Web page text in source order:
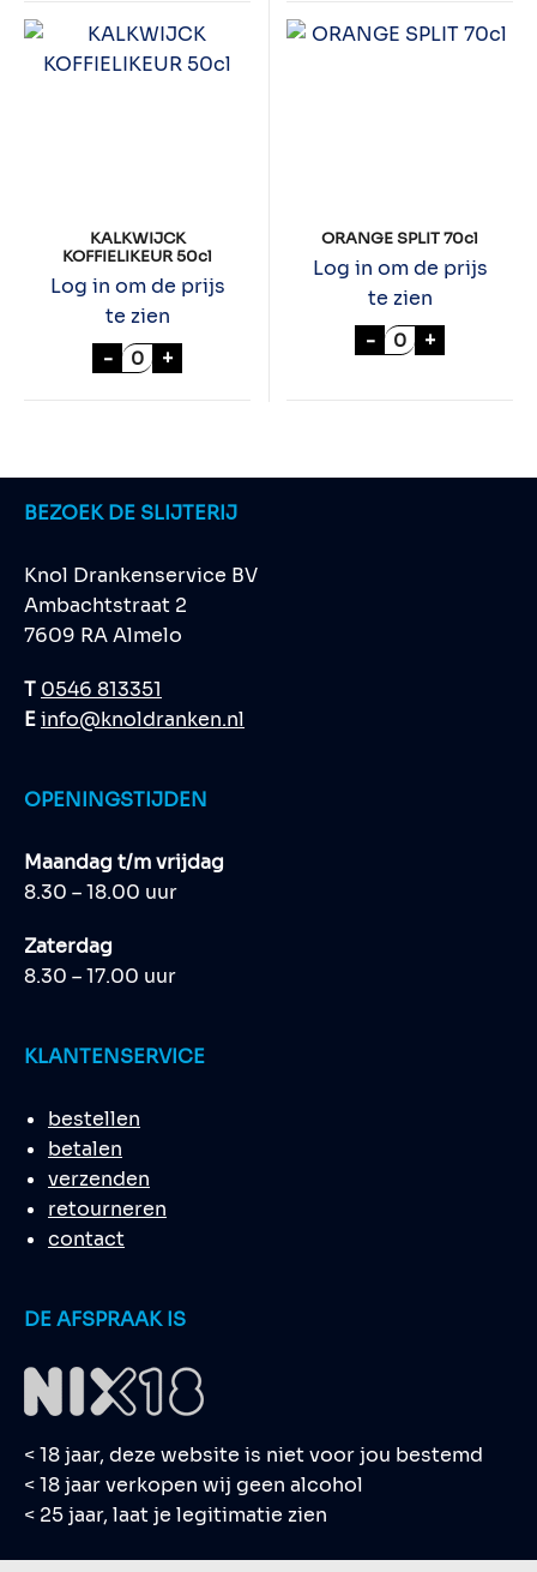
KALKWIJCK
KOFFIELIKEUR 50cl
Log in om de prijs
te zien
- KALKWIJCK KOFFIELIKEUR 50cl aantal
+
ORANGE SPLIT 70cl
Log in om de prijs
te zien
- ORANGE
+
BEZOEK DE SLIJTERIJ
Knol Drankenservice BV
Ambachtstraat 2
7609 RA Almelo
T 0546 813351
Einfo@knoldranken.nl
OPENINGSTIJDEN
Maandag t/m vrijdag
8.30 – 18.00 uur
Zaterdag
8.30 – 17.00 uur
KLANTENSERVICE
bestellen
betalen
verzenden
retourneren
contact
DE AFSPRAAK IS
< 18 jaar, deze website is niet voor jou bestemd
< 18 jaar verkopen wij geen alcohol
< 25 jaar, laat je legitimatie zien